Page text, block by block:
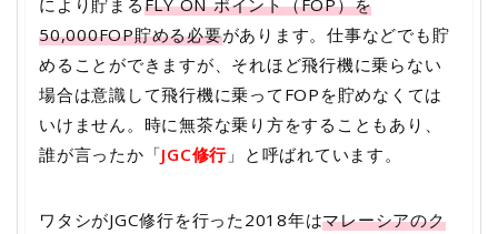
50,000FOP貯める必要があります。仕事などでも貯
めることができますが、それほど飛行機に乗らない
場合は意識して飛行機に乗ってFOPを貯めなくては
いけません。時に無茶な乗り方をすることもあり、
誰が言ったか「JGC修行 」と呼ばれています。
ワタシがJGC修行を行った2018年はマレーシアのク